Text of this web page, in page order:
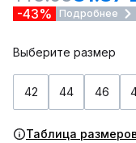
-43% Подробнее
Выберите размер
42 44 46
Таблица